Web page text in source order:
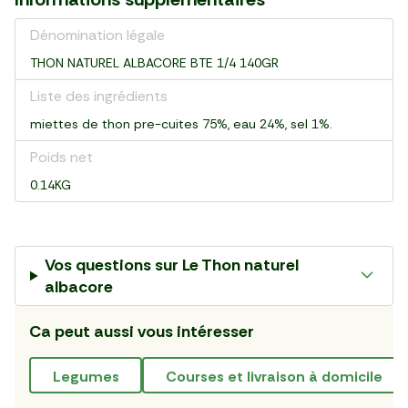
Dénomination légale
THON NATUREL ALBACORE BTE 1/4 140GR
Liste des ingrédients
miettes de thon pre-cuites 75%, eau 24%, sel 1%.
Poids net
0.14KG
Vos questions sur Le Thon naturel
albacore
Ca peut aussi vous intéresser
legumes courses et livraison à domicile